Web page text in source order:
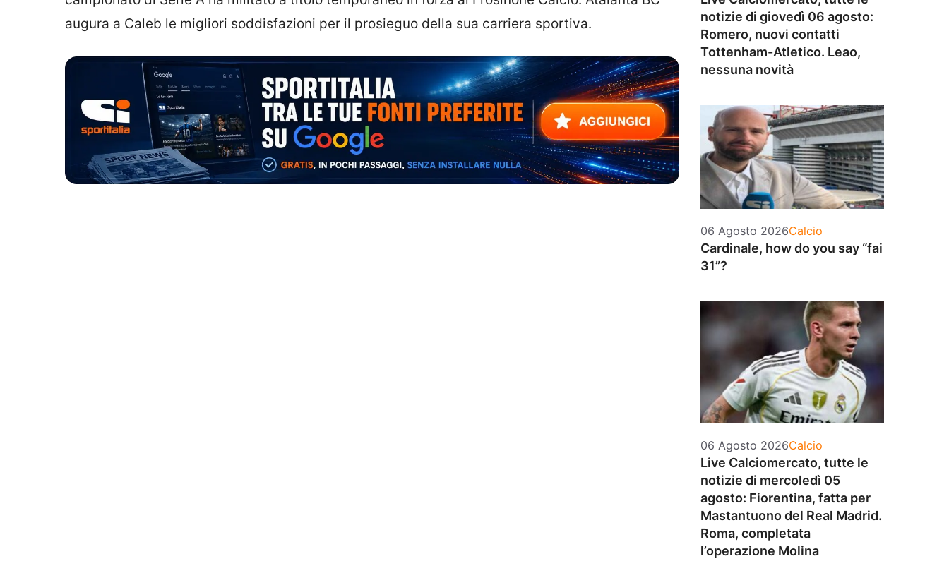
augura a Caleb le migliori soddisfazioni per il prosieguo della sua carriera sportiva.
notizie di giovedì 06 agosto:
Romero, nuovi contatti
Tottenham-Atletico. Leao,
nessuna novità
06 Agosto 2026Categorie
Calcio
Cardinale, how do you say “fai
31”?
06 Agosto 2026Categorie
Calcio
Live Calciomercato, tutte le
notizie di mercoledì 05
agosto: Fiorentina, fatta per
Mastantuono del Real Madrid.
Roma, completata
l’operazione Molina